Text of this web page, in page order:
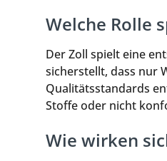
Welche Rolle
Der Zoll spielt eine
sicherstellt, dass nur
Qualitätsstandards
Stoffe oder nicht
Wie wirken